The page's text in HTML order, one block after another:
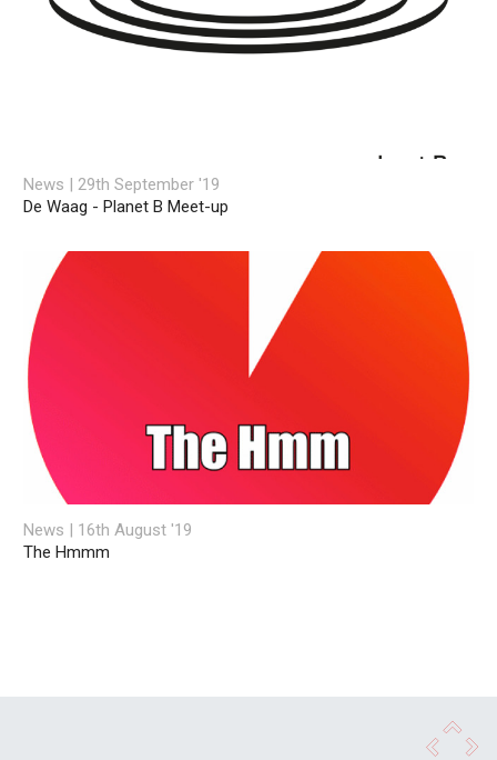
News | 29th September '19
De Waag - Planet B Meet-up
News | 16th August '19
The Hmmm